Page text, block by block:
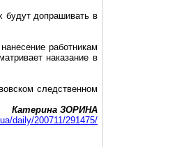
будут допрашивать в
работникам
наказание в
следственном
Катерина ЗОРИНА
daily/200711/291475/